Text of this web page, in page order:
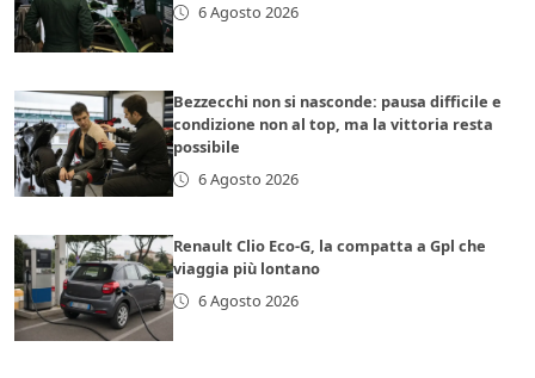
6 Agosto 2026
Bezzecchi non si nasconde: pausa difficile e
condizione non al top, ma la vittoria resta
possibile
6 Agosto 2026
Renault Clio Eco-G, la compatta a Gpl che
viaggia più lontano
6 Agosto 2026